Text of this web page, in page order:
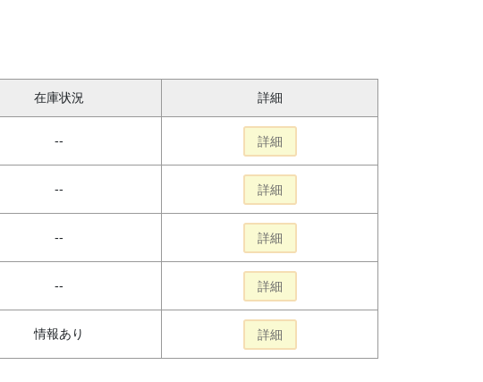
在庫状況 詳細
-- 詳細
-- 詳細
-- 詳細
-- 詳細
情報あり 詳細